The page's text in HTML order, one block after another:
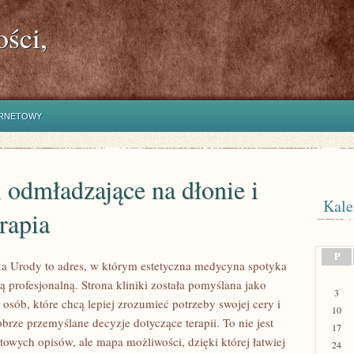
na dłonie i
Urody to adres, w którym estetyczna medycyna spotyka
profesjonalną. Strona kliniki została pomyślana jako
które chcą lepiej zrozumieć potrzeby swojej cery i
przemyślane decyzje dotyczące terapii. To nie jest
opisów, ale mapa możliwości, dzięki której łatwiej
P
3
10
17
24